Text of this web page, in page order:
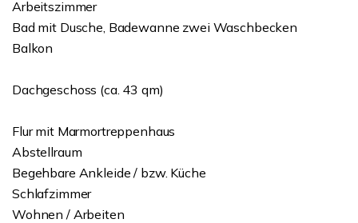
Arbeitszimmer
Bad mit Dusche, Badewanne zwei Waschbecken
Balkon
Dachgeschoss (ca. 43 qm)
Flur mit Marmortreppenhaus
Abstellraum
Begehbare Ankleide / bzw. Küche
Schlafzimmer
Wohnen / Arbeiten